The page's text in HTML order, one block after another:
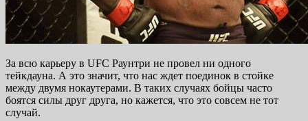
За всю карьеру в UFC Раунтри не провел ни одного
тейкдауна. А это значит, что нас ждет поединок в стойке
между двумя нокаутерами. В таких случаях бойцы часто
боятся силы друг друга, но кажется, что это совсем не тот
случай.